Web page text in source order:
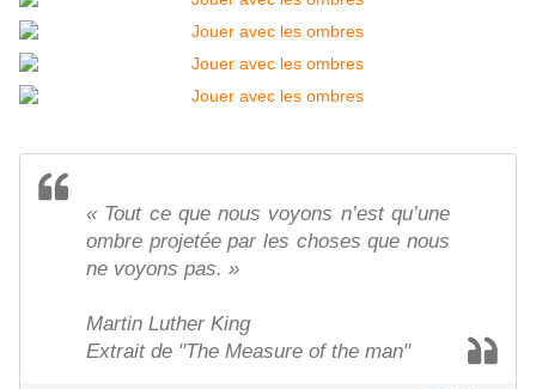
« Tout ce que nous voyons n’est qu’une
ombre projetée par les choses que nous
ne voyons pas. »
Martin Luther King
Extrait de "The Measure of the man"